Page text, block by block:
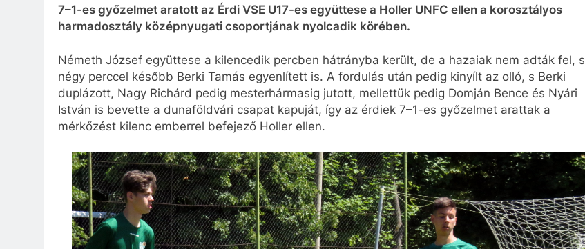
7–1-es győzelmet aratott az Érdi VSE U17-es együttese a Holler UNFC ellen a korosztályos
harmadosztály középnyugati csoportjának nyolcadik körében.
Németh József együttese a kilencedik percben hátrányba került, de a hazaiak nem adták fel, s
négy perccel később Berki Tamás egyenlített is. A fordulás után pedig kinyílt az olló, s Berki
duplázott, Nagy Richárd pedig mesterhármasig jutott, mellettük pedig Domján Bence és Nyári
István is bevette a dunaföldvári csapat kapuját, így az érdiek 7–1-es győzelmet arattak a
mérkőzést kilenc emberrel befejező Holler ellen.